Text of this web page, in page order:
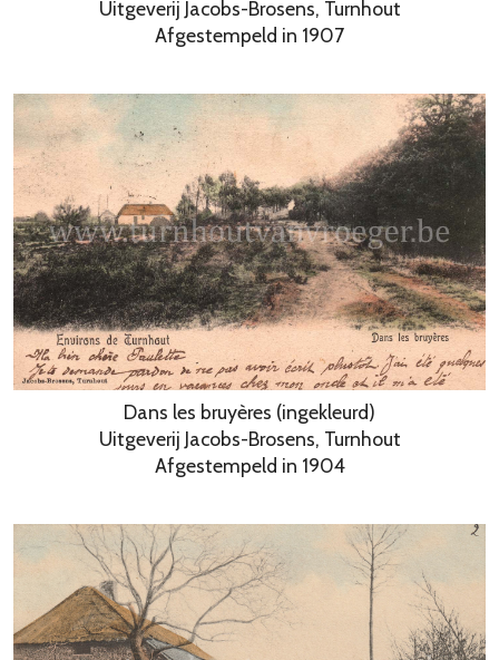
Uitgeverij Jacobs-Brosens, Turnhout
Afgestempeld in 1907
Dans les bruyères (ingekleurd)
Uitgeverij Jacobs-Brosens, Turnhout
Afgestempeld in 1904